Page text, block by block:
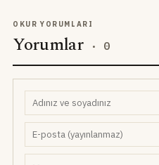
OKUR YORUMLARI
Yorumlar · 0